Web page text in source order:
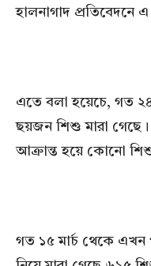
হালনাগাদ প্রতিবেদনে
এতে বলা হয়েচে, গত ২৪
ছয়জন শিশু মারা গেছে।
আক্রান্ত হয়ে কোনো
গত ১৫ মার্চ থেকে এখন